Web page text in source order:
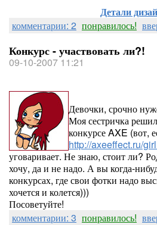
Детали
комментарии: 2 понравилось!
Конкурс - участвовать ли?!
09-10-2007 11:21
Девочки, срочно
Моя сестричка
конкурсе AXE (вот,
http://axeeffect.ru/
уговаривает. Не знаю, стоит ли?
хочу, да и не надо. А вы когда-
конкурсах, где свои фотки надо
хочется и колется)))
Посоветуйте!
комментарии: 3 понравилось!